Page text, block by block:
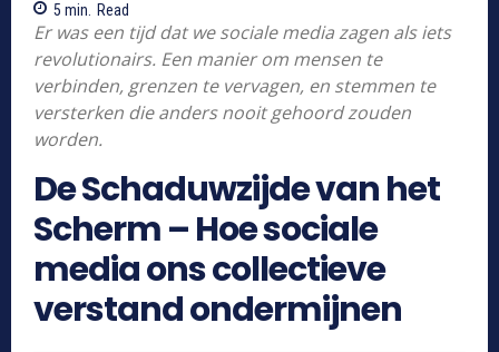
5 min. Read
Er was een tijd dat we sociale media zagen als iets
revolutionairs. Een manier om mensen te
verbinden, grenzen te vervagen, en stemmen te
versterken die anders nooit gehoord zouden
worden.
De Schaduwzijde van het
Scherm – Hoe sociale
media ons collectieve
verstand ondermijnen